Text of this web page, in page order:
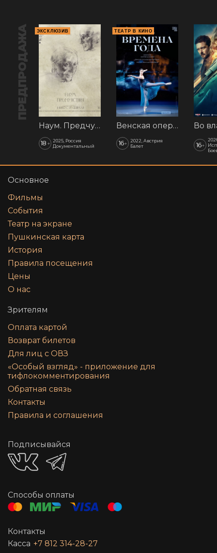
ПРЕДПРОДАЖА ЭКСКЛЮЗИВ
Наум. Предчувствия
18 + 2025, Россия
Документальный
ТЕАТР В КИНО
Венская опера: Времена года
16+
2022, Австрия
Балет
16+
Основное
Фильмы
События
Театр на экране
Пушкинская карта
История
Правила посещения
Цены
О нас
Зрителям
Оплата картой
Возврат билетов
Для лиц с ОВЗ
«‎Особый взгляд» - приложение для
тифлокомментирования
Обратная связь
Контакты
Правила и соглашения
Подписывайся
Способы оплаты
Контакты
Касса +7 812 314-28-27